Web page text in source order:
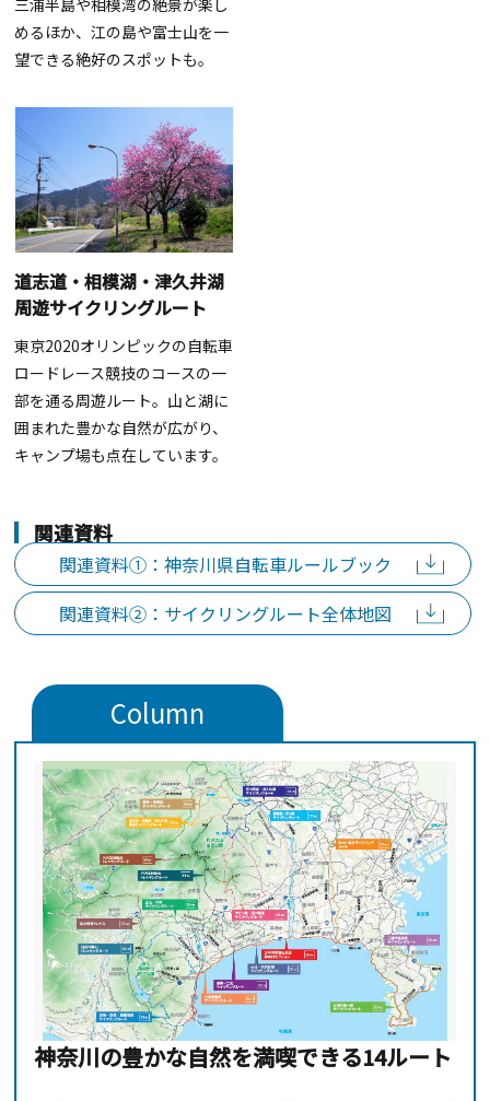
三浦半島や相模湾の絶景が楽し
めるほか、江の島や富士山を一
望できる絶好のスポットも。
道志道・相模湖・津久井湖
周遊サイクリングルート
東京2020オリンピックの自転車
ロードレース競技のコースの一
部を通る周遊ルート。山と湖に
囲まれた豊かな自然が広がり、
キャンプ場も点在しています。
関連資料
関連資料①：神奈川県自転車ルールブック
関連資料②：サイクリングルート全体地図
Column
神奈川の豊かな自然を満喫できる14ルート